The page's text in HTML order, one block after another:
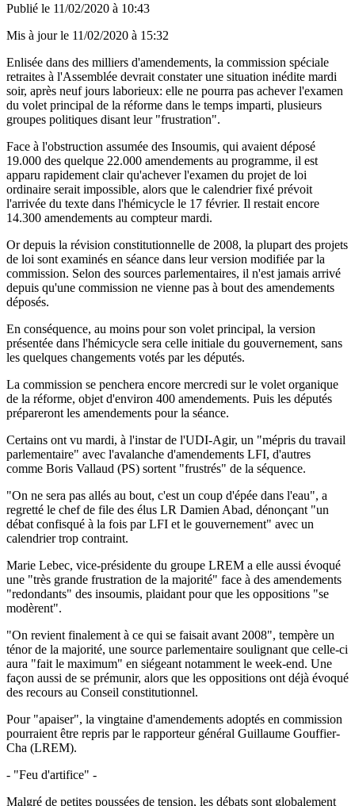
Publié le 11/02/2020 à 10:43
Mis à jour le 11/02/2020 à 15:32
Enlisée dans des milliers d'amendements, la commission spéciale
retraites à l'Assemblée devrait constater une situation inédite mardi
soir, après neuf jours laborieux: elle ne pourra pas achever l'examen
du volet principal de la réforme dans le temps imparti, plusieurs
groupes politiques disant leur "frustration".
Face à l'obstruction assumée des Insoumis, qui avaient déposé
19.000 des quelque 22.000 amendements au programme, il est
apparu rapidement clair qu'achever l'examen du projet de loi
ordinaire serait impossible, alors que le calendrier fixé prévoit
l'arrivée du texte dans l'hémicycle le 17 février. Il restait encore
14.300 amendements au compteur mardi.
Or depuis la révision constitutionnelle de 2008, la plupart des projets
de loi sont examinés en séance dans leur version modifiée par la
commission. Selon des sources parlementaires, il n'est jamais arrivé
depuis qu'une commission ne vienne pas à bout des amendements
déposés.
En conséquence, au moins pour son volet principal, la version
présentée dans l'hémicycle sera celle initiale du gouvernement, sans
les quelques changements votés par les députés.
La commission se penchera encore mercredi sur le volet organique
de la réforme, objet d'environ 400 amendements. Puis les députés
prépareront les amendements pour la séance.
Certains ont vu mardi, à l'instar de l'UDI-Agir, un "mépris du travail
parlementaire" avec l'avalanche d'amendements LFI, d'autres
comme Boris Vallaud (PS) sortent "frustrés" de la séquence.
"On ne sera pas allés au bout, c'est un coup d'épée dans l'eau", a
regretté le chef de file des élus LR Damien Abad, dénonçant "un
débat confisqué à la fois par LFI et le gouvernement" avec un
calendrier trop contraint.
Marie Lebec, vice-présidente du groupe LREM a elle aussi évoqué
une "très grande frustration de la majorité" face à des amendements
"redondants" des insoumis, plaidant pour que les oppositions "se
modèrent".
"On revient finalement à ce qui se faisait avant 2008", tempère un
ténor de la majorité, une source parlementaire soulignant que celle-ci
aura "fait le maximum" en siégeant notamment le week-end. Une
façon aussi de se prémunir, alors que les oppositions ont déjà évoqué
des recours au Conseil constitutionnel.
Pour "apaiser", la vingtaine d'amendements adoptés en commission
pourraient être repris par le rapporteur général Guillaume Gouffier-
Cha (LREM).
- "Feu d'artifice" -
Malgré de petites poussées de tension, les débats sont globalement